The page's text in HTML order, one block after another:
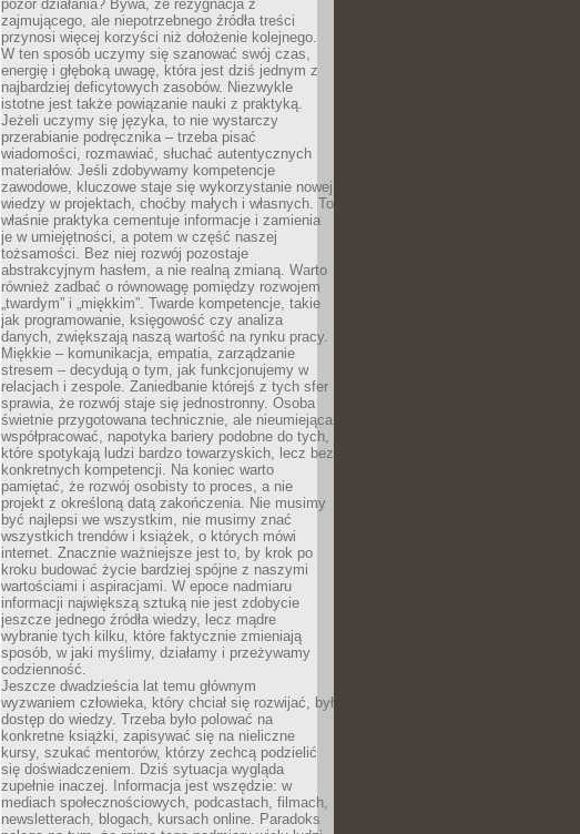
pozór działania? Bywa, że rezygnacja z
zajmującego, ale niepotrzebnego źródła treści
przynosi więcej korzyści niż dołożenie kolejnego.
W ten sposób uczymy się szanować swój czas,
energię i głęboką uwagę, która jest dziś jednym z
najbardziej deficytowych zasobów. Niezwykle
istotne jest także powiązanie nauki z praktyką.
Jeżeli uczymy się języka, to nie wystarczy
przerabianie podręcznika – trzeba pisać
wiadomości, rozmawiać, słuchać autentycznych
materiałów. Jeśli zdobywamy kompetencje
zawodowe, kluczowe staje się wykorzystanie nowej
wiedzy w projektach, choćby małych i własnych. To
właśnie praktyka cementuje informacje i zamienia
je w umiejętności, a potem w część naszej
tożsamości. Bez niej rozwój pozostaje
abstrakcyjnym hasłem, a nie realną zmianą. Warto
również zadbać o równowagę pomiędzy rozwojem
„twardym” i „miękkim”. Twarde kompetencje, takie
jak programowanie, księgowość czy analiza
danych, zwiększają naszą wartość na rynku pracy.
Miękkie – komunikacja, empatia, zarządzanie
stresem – decydują o tym, jak funkcjonujemy w
relacjach i zespole. Zaniedbanie którejś z tych sfer
sprawia, że rozwój staje się jednostronny. Osoba
świetnie przygotowana technicznie, ale nieumiejąca
współpracować, napotyka bariery podobne do tych,
które spotykają ludzi bardzo towarzyskich, lecz bez
konkretnych kompetencji. Na koniec warto
pamiętać, że rozwój osobisty to proces, a nie
projekt z określoną datą zakończenia. Nie musimy
być najlepsi we wszystkim, nie musimy znać
wszystkich trendów i książek, o których mówi
internet. Znacznie ważniejsze jest to, by krok po
kroku budować życie bardziej spójne z naszymi
wartościami i aspiracjami. W epoce nadmiaru
informacji największą sztuką nie jest zdobycie
jeszcze jednego źródła wiedzy, lecz mądre
wybranie tych kilku, które faktycznie zmieniają
sposób, w jaki myślimy, działamy i przeżywamy
codzienność.
Jeszcze dwadzieścia lat temu głównym
wyzwaniem człowieka, który chciał się rozwijać, był
dostęp do wiedzy. Trzeba było polować na
konkretne książki, zapisywać się na nieliczne
kursy, szukać mentorów, którzy zechcą podzielić
się doświadczeniem. Dziś sytuacja wygląda
zupełnie inaczej. Informacja jest wszędzie: w
mediach społecznościowych, podcastach, filmach,
newsletterach, blogach, kursach online. Paradoks